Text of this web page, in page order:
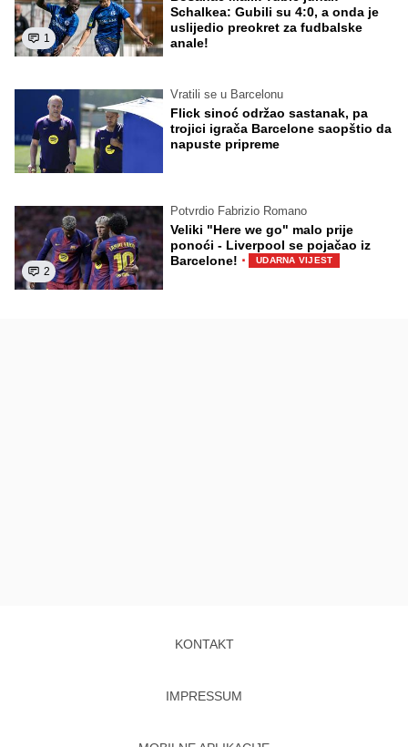
1
Schalkea: Gubili su 4:0, a onda je
uslijedio preokret za fudbalske
anale!
Vratili se u Barcelonu
Flick sinoć održao sastanak, pa
trojici igrača Barcelone saopštio da
napuste pripreme
2
Potvrdio Fabrizio Romano
Veliki "Here we go" malo prije
ponoći - Liverpool se pojačao iz
Barcelone! · UDARNA VIJEST
KONTAKT
IMPRESSUM